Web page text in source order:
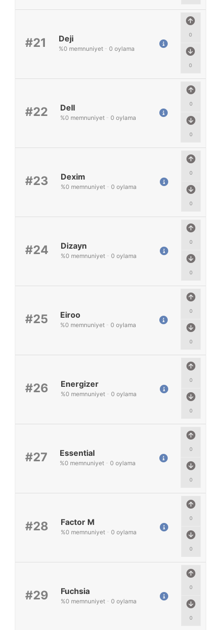
#21
0
0
Deji
%0 memnuniyet - 0 oylama
#22
0
0
Dell
%0 memnuniyet - 0 oylama
#23
0
0
Dexim
%0 memnuniyet - 0 oylama
#24
0
0
Dizayn
%0 memnuniyet - 0 oylama
#25
0
0
Eiroo
%0 memnuniyet - 0 oylama
#26
0
0
Energizer
%0 memnuniyet - 0 oylama
#27
0
0
Essential
%0 memnuniyet - 0 oylama
#28
0
0
Factor M
%0 memnuniyet - 0 oylama
#29
0
0
Fuchsia
%0 memnuniyet - 0 oylama